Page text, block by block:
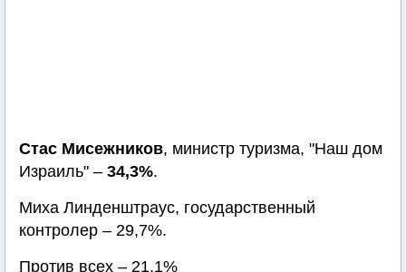
Стас Мисежников, министр туризма, "Наш дом
Израиль" – 34,3%.
Миха Линденштраус, государственный
контролер – 29,7%.
Против всех – 21,1%